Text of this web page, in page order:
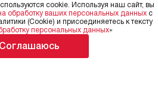
cookie. Используя наш сайт, вы
обработку ваших персональных данныхс
(Cookie) и присоединяетесь к тексту
персональных данных»
Соглашаюсь